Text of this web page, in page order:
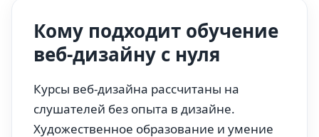
Кому подходит обучение
веб-дизайну с нуля
Курсы веб-дизайна рассчитаны на
слушателей без опыта в дизайне.
Художественное образование и умение